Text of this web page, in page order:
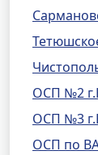
ОСП №2
ОСП №3
ОСП по